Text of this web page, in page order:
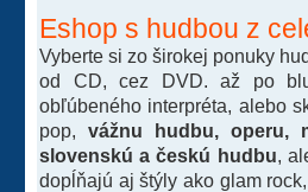
Eshop s hudbou z
Vyberte si zo širokej ponuky
od CD, cez DVD. až po
obľúbeného interpréta, alebo
pop, vážnu hudbu, operu,
slovenskú a českú hudbu ,
dopĺňajú aj štýly ako glam